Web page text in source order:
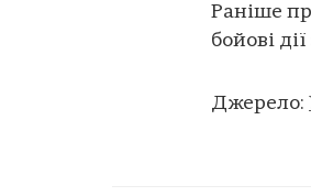
Раніше
бойові
Джерело: